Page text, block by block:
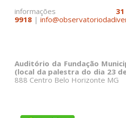
informações
9918 |
Auditório da Fundação
(local da palestra do dia 23
888 Centro Belo Horizonte MG